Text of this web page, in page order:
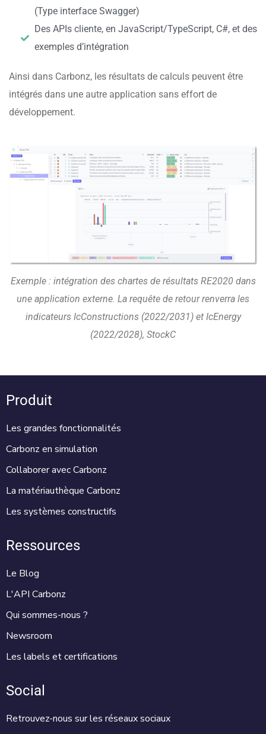
(Type interface Swagger)
Des APIs cliente, en JavaScript/TypeScript, C#, et des
exemples d’intégration
Ainsi dans Carbonz, les résultats de calculs peuvent être
intégrés dans une autre application sans effort de
développement.
Exemple : intégration des chartes de résultats RE2020 dans
une application externe. La requête de retour renverra les
indicateurs IcConstructions (2022/2031) et IcEnergy
(2022/2028), StockC
Produit
Les grandes fonctionnalités
Carbonz en simulation
Collaborer avec Carbonz
La matériauthèque Carbonz
Les systèmes constructifs
Ressources
Le Blog
L'API Carbonz
Qui sommes-nous ?
Newsroom
Les labels et certifications
Social
Retrouvez-nous sur les réseaux sociaux